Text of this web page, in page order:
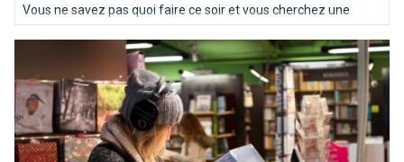
Vous ne savez pas quoi faire ce soir et vous cherchez une
chouette sortie culturelle ?
Où trouver un bon disquaire à Bruxelles ?